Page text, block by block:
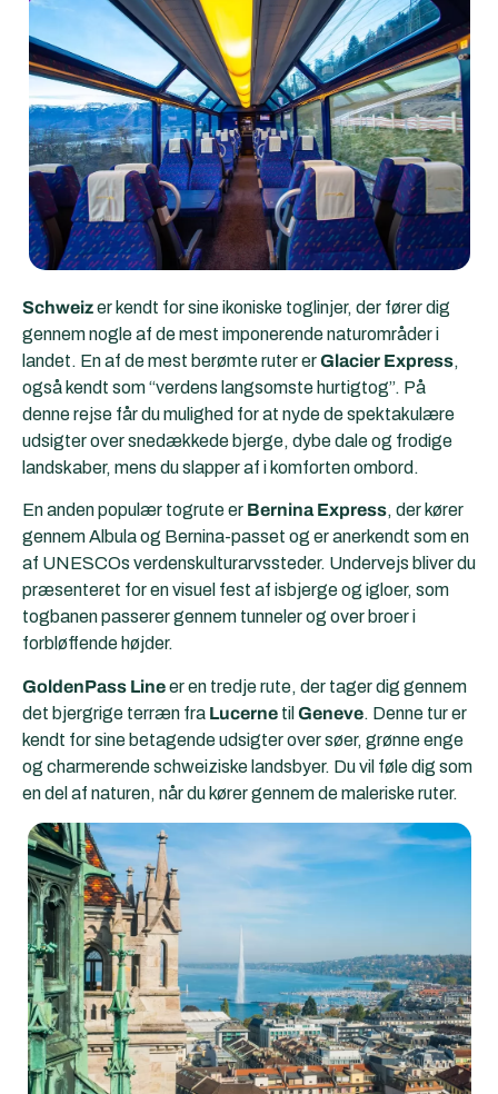
Schweizer kendt for sine ikoniske toglinjer, der fører dig
gennem nogle af de mest imponerende naturområder i
landet. En af de mest berømte ruter erGlacier Express,
også kendt som “verdens langsomste hurtigtog”. På
denne rejse får du mulighed for at nyde de spektakulære
udsigter over snedækkede bjerge, dybe dale og frodige
landskaber, mens du slapper af i komforten ombord.
En anden populær togrute er Bernina Express, der kører
gennem Albula og Bernina-passet og er anerkendt som en
af UNESCOs verdenskulturarvssteder. Undervejs bliver du
præsenteret for en visuel fest af isbjerge og igloer, som
togbanen passerer gennem tunneler og over broer i
forbløffende højder.
GoldenPass Lineer en tredje rute, der tager dig gennem
det bjergrige terræn fra Lucerne til Geneve. Denne tur er
kendt for sine betagende udsigter over søer, grønne enge
og charmerende schweiziske landsbyer. Du vil føle dig som
en del af naturen, når du kører gennem de maleriske ruter.